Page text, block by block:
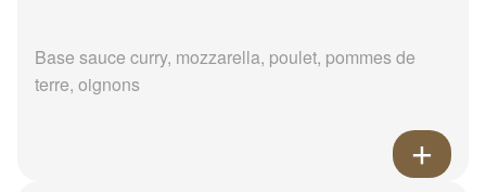
Base sauce curry, mozzarella, poulet, pommes de
terre, oignons